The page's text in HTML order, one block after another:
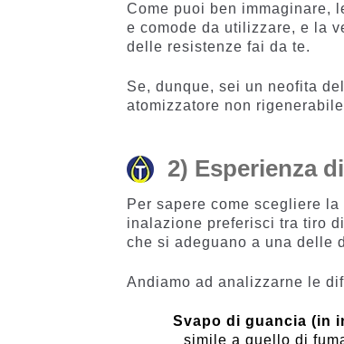
Come puoi ben immaginare,
e comode da utilizzare, e la
delle resistenze fai da te.
Se, dunque, sei un neofita
atomizzatore non
2) Esperienza
Per sapere come scegliere
inalazione preferisci tra tiro
che si adeguano a una delle
Andiamo ad analizzarne le
Svapo di guancia (in
simile a quello di